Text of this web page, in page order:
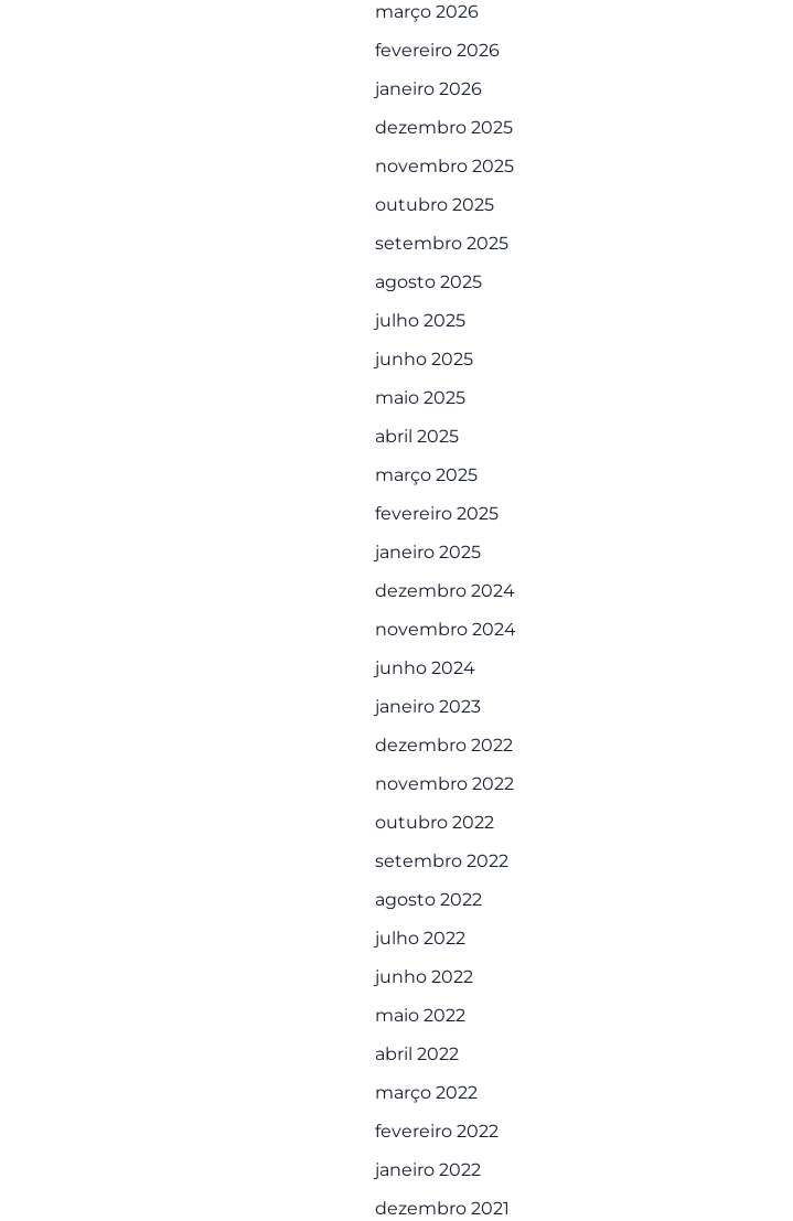
março 2026
fevereiro 2026
janeiro 2026
dezembro 2025
novembro 2025
outubro 2025
setembro 2025
agosto 2025
julho 2025
junho 2025
maio 2025
abril 2025
março 2025
fevereiro 2025
janeiro 2025
dezembro 2024
novembro 2024
junho 2024
janeiro 2023
dezembro 2022
novembro 2022
outubro 2022
setembro 2022
agosto 2022
julho 2022
junho 2022
maio 2022
abril 2022
março 2022
fevereiro 2022
janeiro 2022
dezembro 2021